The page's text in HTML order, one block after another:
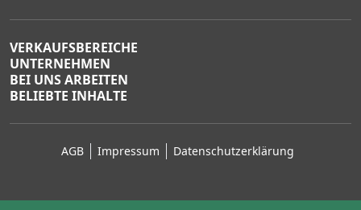
VERKAUFSBEREICHE
UNTERNEHMEN
BEI UNS ARBEITEN
BELIEBTE INHALTE
AGB Impressum Datenschutzerklärung